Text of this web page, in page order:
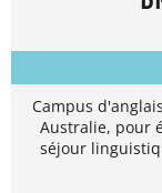
Campus
Australie, pour
séjour